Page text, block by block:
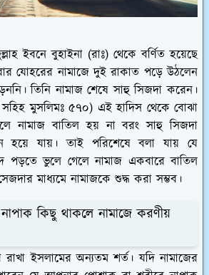
ইবনে বুহাইনা (রাঃ) থেকে বর্ণিত হয়েছে
যোহরের নামাজে দুই রাকাত পড়ে উঠলেন
তিনি নামাজ শেষে সাহু সিজদা করেন।
মুসলিমঃ ৫৭০) এই হাদিস থেকে বোঝা
নামাজ বাতিল হয় না বরং সাহু সিজদা
যায়। তাই পরিশেষে বলা যায় যে
পড়তে ভুলে গেলে নামাজ একবারে বাতিল
মাধ্যমে নামাজকে শুদ্ধ করা সম্ভব।
কিছু থাকলে নামাজে করণীয়
রাখা ইসলামের অন্যতম শর্ত। যদি নামাজের